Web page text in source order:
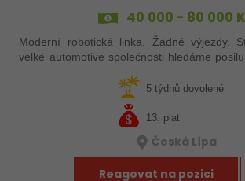
40 000 - 80 000
Moderní robotická linka. Žádné výjezdy.
velké automotive společnosti hledáme
5 týdnů dovolené
13. plat
Česká Lípa
Reagovat na pozici